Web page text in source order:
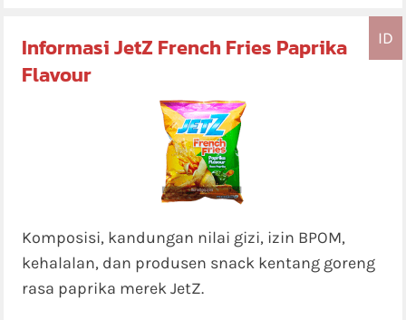
ID
Informasi JetZ French Fries Paprika
Flavour
Komposisi, kandungan nilai gizi, izin BPOM,
kehalalan, dan produsen snack kentang goreng
rasa paprika merek JetZ.